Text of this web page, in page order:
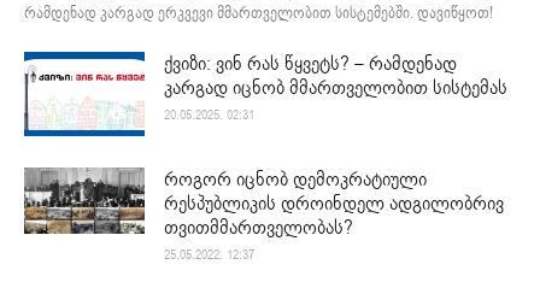
რამდენად კარგად ერკვევი მმართველობით სისტემებში. დავიწყოთ!
ქვიზი: ვინ რას წყვეტს? – რამდენად
კარგად იცნობ მმართველობით სისტემას
20.05.2025. 02:31
როგორ იცნობ დემოკრატიული
რესპუბლიკის დროინდელ ადგილობრივ
თვითმმართველობას?
25.05.2022. 12:37